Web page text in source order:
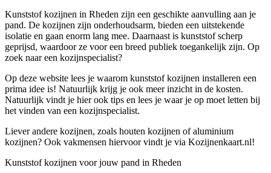
Kunststof kozijnen in Rheden zijn een geschikte aanvulling aan je
pand. De kozijnen zijn onderhoudsarm, bieden een uitstekende
isolatie en gaan enorm lang mee. Daarnaast is kunststof scherp
geprijsd, waardoor ze voor een breed publiek toegankelijk zijn. Op
zoek naar een kozijnspecialist?
Op deze website lees je waarom kunststof kozijnen installeren een
prima idee is! Natuurlijk krijg je ook meer inzicht in de kosten.
Natuurlijk vindt je hier ook tips en lees je waar je op moet letten bij
het vinden van een kozijnspecialist.
Liever andere kozijnen, zoals houten kozijnen of aluminium
kozijnen? Ook vakmensen hiervoor vindt je via Kozijnenkaart.nl!
Kunststof kozijnen voor jouw pand in Rheden